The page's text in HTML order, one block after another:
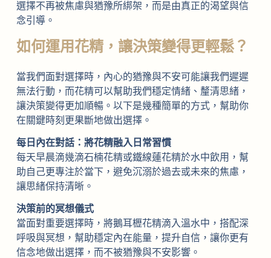
選擇不再被焦慮與猶豫所綁架，而是由真正的渴望與信
念引導。
如何運用花精，讓決策變得更輕鬆？
當我們面對選擇時，內心的猶豫與不安可能讓我們遲遲
無法行動，而花精可以幫助我們穩定情緒、釐清思緒，
讓決策變得更加順暢。以下是幾種簡單的方式，幫助你
在關鍵時刻更果斷地做出選擇。
每日內在對話：將花精融入日常習慣
每天早晨滴幾滴石楠花精或鐵線蓮花精於水中飲用，幫
助自己更專注於當下，避免沉溺於過去或未來的焦慮，
讓思緒保持清晰。
決策前的冥想儀式
當面對重要選擇時，將鵝耳櫪花精滴入溫水中，搭配深
呼吸與冥想，幫助穩定內在能量，提升自信，讓你更有
信念地做出選擇，而不被猶豫與不安影響。